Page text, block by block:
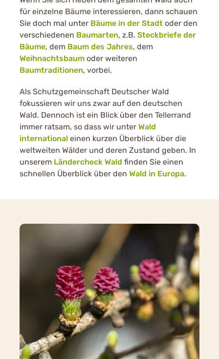
für einzelne Bäume interessieren, dann schauen
Sie doch mal unter Bäume in der Stadt oder den
verschiedenen Baumarten, z.B. Steckbriefe der
Bäume, dem Baum des Jahres, dem
Weihnachtsbaum oder weiteren
Baumtraditionen, vorbei.
Als Schutzgemeinschaft Deutscher Wald
fokussieren wir uns zwar auf den deutschen
Wald. Dennoch ist ein Blick über den Tellerrand
immer ratsam, so dass wir unter Wald
international einen kurzen Überblick über die
weltweiten Wälder und deren Zustand geben. In
unserem Ländercheck Wald finden Sie einen
schnellen Überblick über den Wald in Europa.